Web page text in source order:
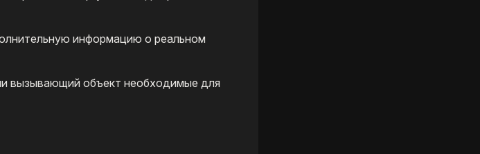
информацию о реальном
вызывающий объект необходимые для